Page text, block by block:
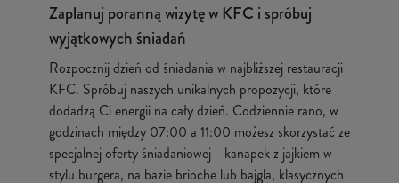
Zaplanuj poranną wizytę w KFC i spróbuj
wyjątkowych śniadań
Rozpocznij dzień od śniadania w najbliższej restauracji
KFC. Spróbuj naszych unikalnych propozycji, które
dodadzą Ci energii na cały dzień. Codziennie rano, w
godzinach między 07:00 a 11:00 możesz skorzystać ze
specjalnej oferty śniadaniowej - kanapek z jajkiem w
stylu burgera, na bazie brioche lub bajgla, klasycznych